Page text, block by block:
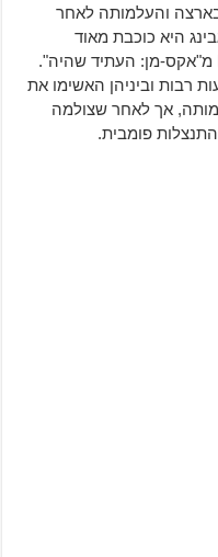
והעלמותה לאחר
היא כוכבת מאוד
פופולרית בסין ולנו היא ידועה כ-Blink מ"אקס-מן: העתיד שהיה".
רבות וביניהן האשימו את
אך לאחר שצולמה
פומבית.